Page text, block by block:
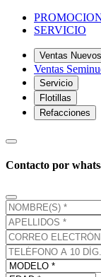
SERVICIO
Ventas Nuevos
Ventas
Servicio
Flotillas
Refacciones
Contacto por